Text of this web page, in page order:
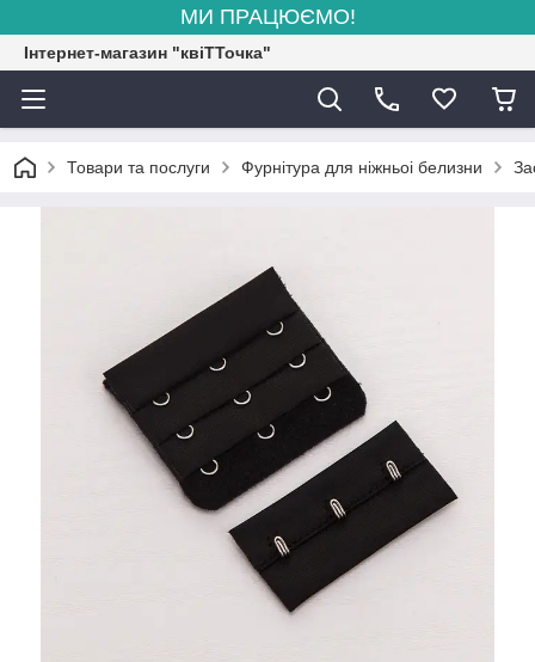
МИ ПРАЦЮЄМО!
Інтернет-магазин "квіТТочка"
Товари та послуги Фурнітура для ніжньоі белизни